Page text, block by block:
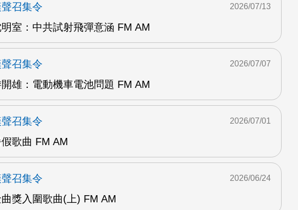
召集令
室：中共試射飛彈意涵 FM AM
2026/07/13
召集令
雄：電動機車電池問題 FM AM
2026/07/07
召集令
歌曲 FM AM
2026/07/01
召集令
獎入圍歌曲(上) FM AM
2026/06/24